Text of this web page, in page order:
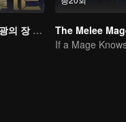
왕자영요: 영광의 장 운명의 편
The Melee